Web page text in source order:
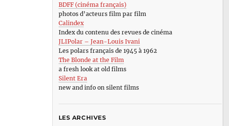
BDFF (cinéma français)
photos d’acteurs film par film
Calindex
Index du contenu des revues de cinéma
JLIPolar – Jean-Louis Ivani
Les polars français de 1945 à 1962
The Blonde at the Film
a fresh look at old films
Silent Era
new and info on silent films
LES ARCHIVES